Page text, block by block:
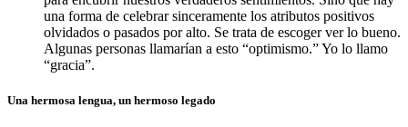
una forma de celebrar sinceramente los atributos positivos
olvidados o pasados por alto. Se trata de escoger ver lo bueno.
Algunas personas llamarían a esto “optimismo.” Yo lo llamo
“gracia”.
Una hermosa lengua, un hermoso legado